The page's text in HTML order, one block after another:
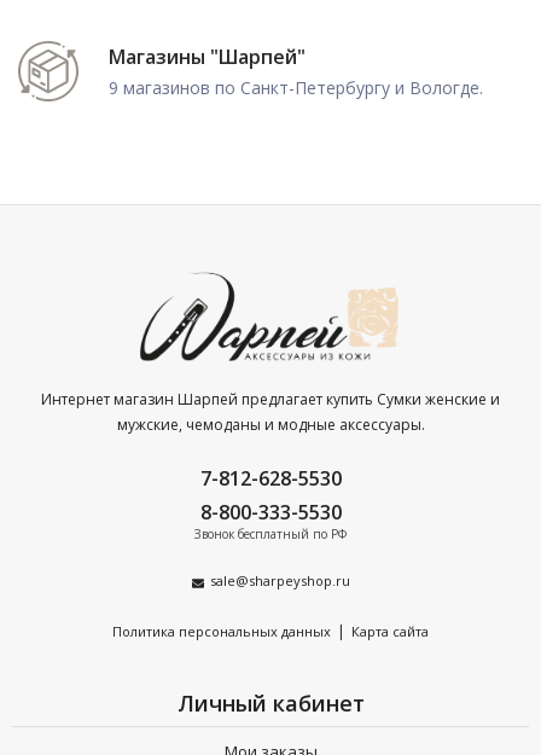
Магазины "Шарпей"
9 магазинов по Санкт-Петербургу и Вологде.
Интернет магазин Шарпей предлагает купить Сумки женские и
мужские, чемоданы и модные аксессуары.
7-812-628-5530
8-800-333-5530
Звонок бесплатный по РФ
sale@sharpeyshop.ru
Политика персональных данных | Карта сайта
Личный кабинет